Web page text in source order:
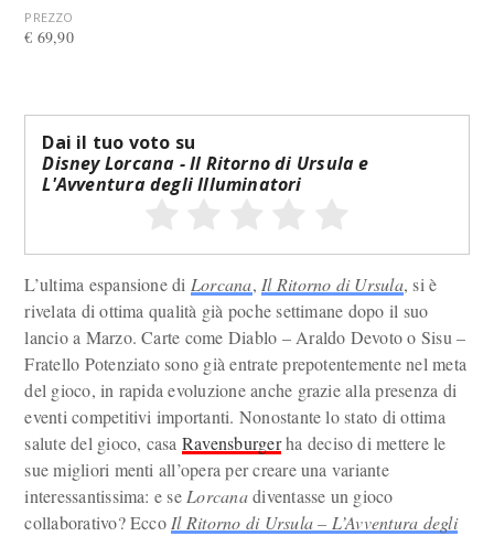
PREZZO
€ 69,90
Dai il tuo voto su
Disney Lorcana - Il Ritorno di Ursula e
L'Avventura degli Illuminatori
L’ultima espansione di Lorcana, Il Ritorno di Ursula, si è
rivelata di ottima qualità già poche settimane dopo il suo
lancio a Marzo. Carte come Diablo – Araldo Devoto o Sisu –
Fratello Potenziato sono già entrate prepotentemente nel meta
del gioco, in rapida evoluzione anche grazie alla presenza di
eventi competitivi importanti. Nonostante lo stato di ottima
salute del gioco, casa Ravensburgerha deciso di mettere le
sue migliori menti all’opera per creare una variante
interessantissima: e se Lorcanadiventasse un gioco
collaborativo? Ecco Il Ritorno di Ursula – L’Avventura degli